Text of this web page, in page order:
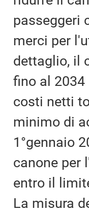
passeggeri
merci per
dettaglio, il
fino al 2034
costi netti
minimo di
1°gennaio
canone per
entro il
La misura